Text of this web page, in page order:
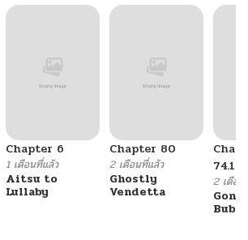
Chapter 6
1 เดือนที่แล้ว
Aitsu to
Lullaby
Chapter 80
2 เดือนที่แล้ว
Ghostly
Vendetta
2 เดือน